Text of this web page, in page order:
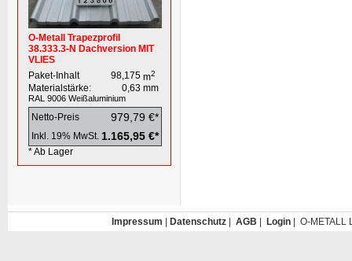
O-Metall Trapezprofil
38.333.3-N Dachversion MIT
VLIES
Paket-Inhalt
98,175 m2
Materialstärke: 0,63 mm
RAL 9006 Weißaluminium
Netto-Preis 979,79 €*
Inkl. 19% MwSt. 1.165,95 €*
* Ab Lager
Impressum Datenschutz| AGB Login| O-METALL